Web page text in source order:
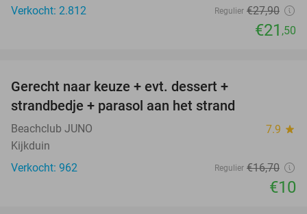
Verkocht: 2.812
Regulier €27,90
€21 ,50
Gerecht naar keuze + evt. dessert +
strandbedje + parasol aan het strand
Beachclub JUNO 7.9 star
Kijkduin
Verkocht: 962
Regulier €16,70
€10